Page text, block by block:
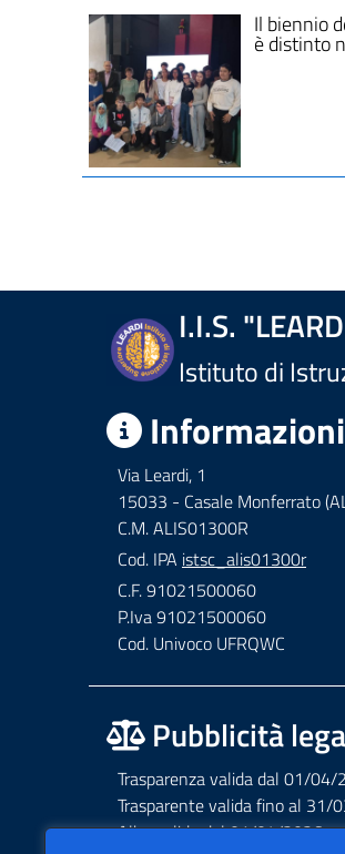
Il biennio
è distinto
I.I.S.
Istituto di
Informazioni
Via Leardi, 1
15033 - Casale Monferrato
C.M. ALIS01300R
Cod. IPA istsc_alis01300r
C.F. 91021500060
P.Iva 91021500060
Cod. Univoco UFRQWC
Pubblicità
Trasparenza valida dal 01/04/
Trasparente valida fino al 31/
Albo valido dal 01/04/2026